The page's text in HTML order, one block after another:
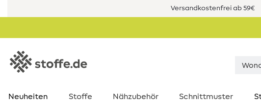
Versandkostenfrei ab 59€
Neuheiten Stoffe Nähzubehör Schnittmuster